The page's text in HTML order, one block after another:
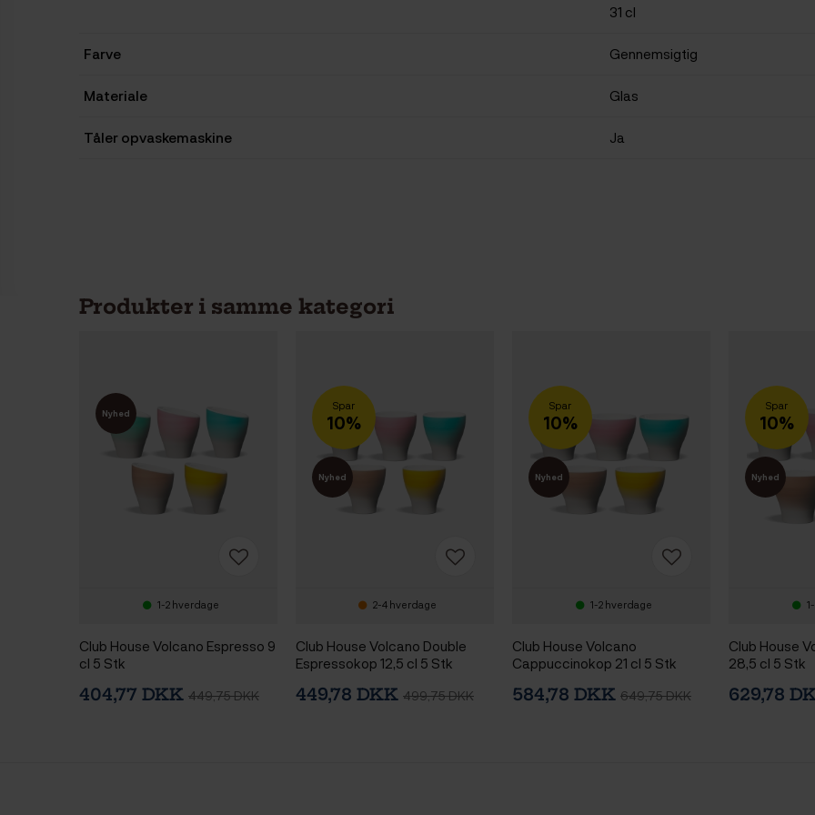
31 cl
Farve Gennemsigtig
Materiale Glas
Tåler opvaskemaskine Ja
Produkter i samme kategori
Nyhed
1-2 hverdage
Club House Volcano Espresso 9
cl 5 Stk
404,77 DKK 449,75 DKK
Spar
10%
Nyhed
2-4 hverdage
Club House Volcano Double
Espressokop 12,5 cl 5 Stk
449,78 DKK 499,75 DKK
Spar
10%
Nyhed
1-2 hverdage
Club House Volcano
Cappuccinokop 21 cl 5 Stk
584,78 DKK 649,75 DKK
Spar
10%
Nyhed
Club House
28,5 cl 5 Stk
629,78